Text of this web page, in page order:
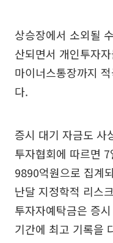
상승장에서 소외될
산되면서 개인투자
마이너스통장까지
다.
증시 대기 자금도 사
투자협회에 따르면
9890억원으로 집계
난달 지정학적 리스
투자자예탁금은 증
기간에 최고 기록을